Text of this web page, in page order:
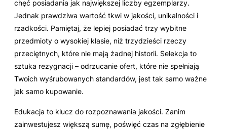
chęć posiadania jak największej liczby egzemplarzy.
Jednak prawdziwa wartość tkwi w jakości, unikalności i
rzadkości. Pamiętaj, że lepiej posiadać trzy wybitne
przedmioty o wysokiej klasie, niż trzydzieści rzeczy
przeciętnych, które nie mają żadnej historii. Selekcja to
sztuka rezygnacji – odrzucanie ofert, które nie spełniają
Twoich wyśrubowanych standardów, jest tak samo ważne
jak samo kupowanie.
Edukacja to klucz do rozpoznawania jakości. Zanim
zainwestujesz większą sumę, poświęć czas na zgłębienie